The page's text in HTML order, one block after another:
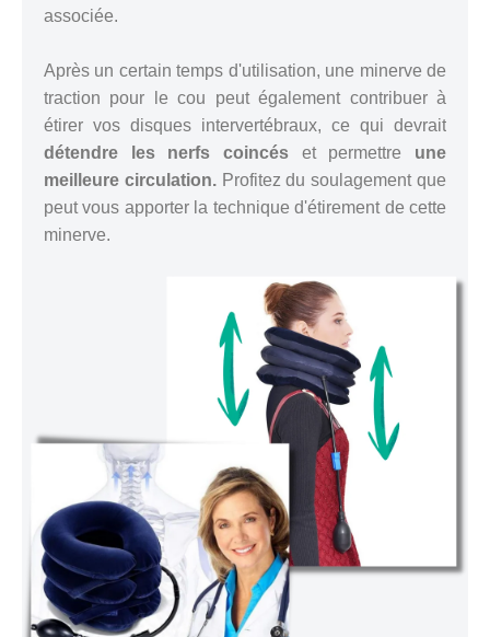
associée.
Après un certain temps d'utilisation, une minerve de
traction pour le cou peut également contribuer à
étirer vos disques intervertébraux, ce qui devrait
détendre les nerfs coincés et permettre une
meilleure circulation.Profitez du soulagement que
peut vous apporter la technique d'étirement de cette
minerve.